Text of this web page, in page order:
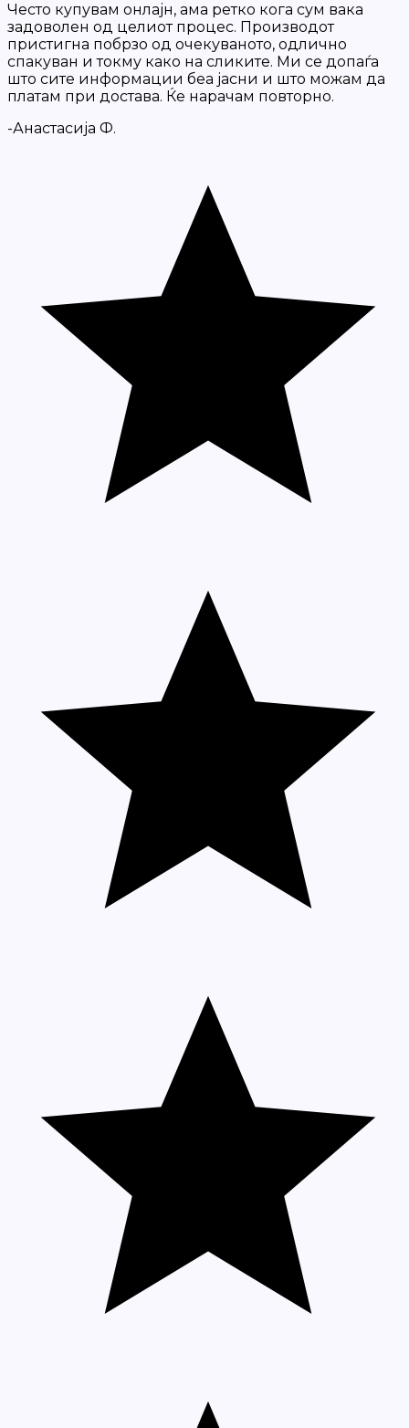
Често купувам онлајн, ама ретко кога сум вака
задоволен од целиот процес. Производот
пристигна побрзо од очекуваното, одлично
спакуван и токму како на сликите. Ми се допаѓа
што сите информации беа јасни и што можам да
платам при достава. Ќе нарачам повторно.
-Анастасија Ф.